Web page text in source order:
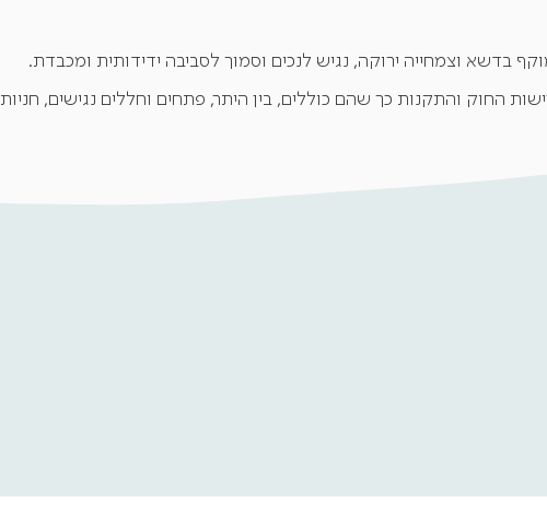
בדשא וצמחייה ירוקה, נגיש לנכים וסמוך לסביבה ידידותית ומכבדת.
החוק והתקנות כך שהם כוללים, בין היתר, פתחים וחללים נגישים, חניות